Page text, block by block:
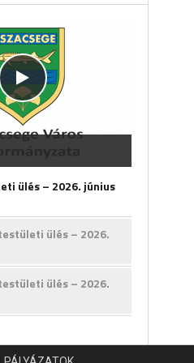
ülés – 2026. június
ülés – 2026.
ülés – 2026.